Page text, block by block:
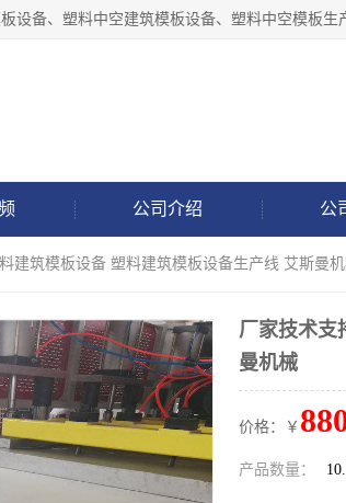
公司介绍 公
建筑模板设备 塑料建筑模板设备生产线 艾斯曼
厂家技术支
曼机械
价格：￥
产品数量：